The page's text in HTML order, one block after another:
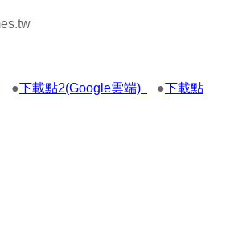
●下載點2(Google雲端) ●下載點